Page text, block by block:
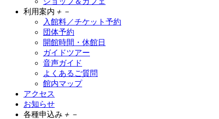
利用案内 ＋ －
入館料／チケット予約
団体予約
開館時間・休館日
ガイドツアー
音声ガイド
よくあるご質問
館内マップ
アクセス
お知らせ
各種申込み ＋ －